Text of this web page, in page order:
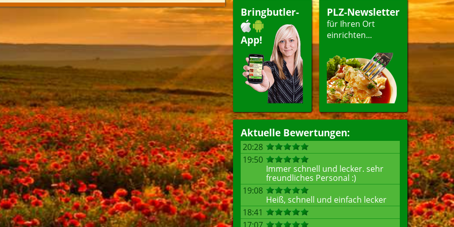
Bringbutler-
App!
PLZ-Newsletter
für Ihren Ort
einrichten...
Aktuelle Bewertungen:
20:28
19:50
Immer schnell und lecker. sehr
freundliches Personal :)
19:08
Heiß, schnell und einfach lecker
18:41